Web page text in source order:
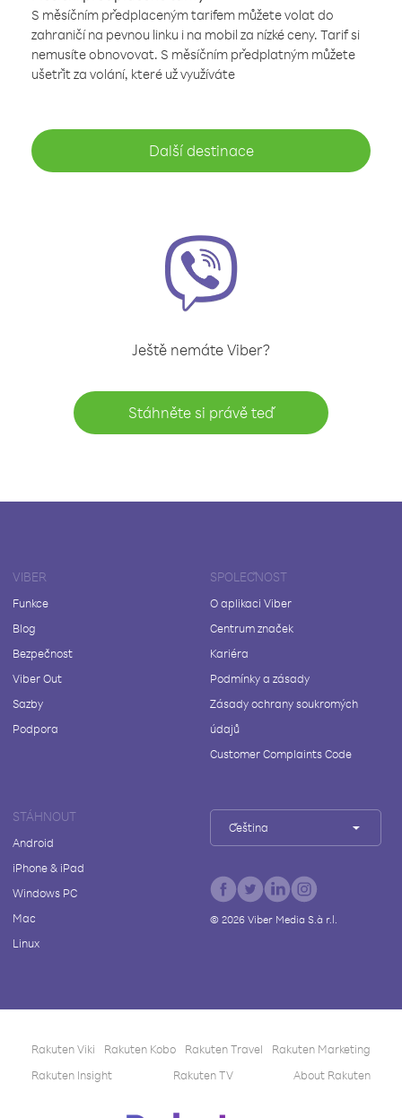
S měsíčním předplaceným tarifem můžete volat do
zahraničí na pevnou linku i na mobil za nízké ceny. Tarif si
nemusíte obnovovat. S měsíčním předplatným můžete
ušetřit za volání, které už využíváte
Další destinace
Ještě nemáte Viber?
Stáhněte si právě teď
VIBER
Funkce
Blog
Bezpečnost
Viber Out
Sazby
Podpora
SPOLEČNOST
O aplikaci Viber
Centrum značek
Kariéra
Podmínky a zásady
Zásady ochrany soukromých
údajů
Customer Complaints Code
STÁHNOUT
Android
iPhone & iPad
Windows PC
Mac
Linux
Čeština
© 2026Viber Media S.à r.l.
Rakuten Viki Rakuten Kobo Rakuten Travel
Rakuten Marketing
Rakuten Insight
Rakuten TV About Rakuten